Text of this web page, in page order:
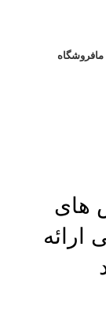
فروشگاه
های
ارائه